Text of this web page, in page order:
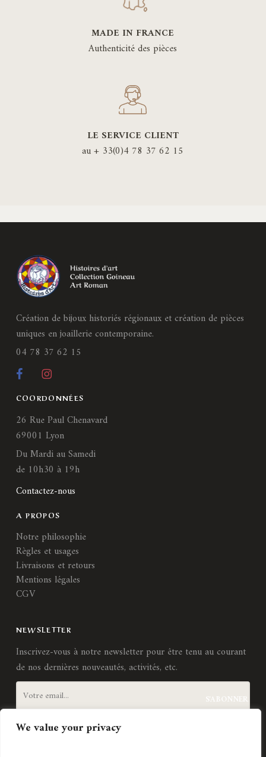
We value your privacy
MADE IN FRANCE
Authenticité des pièces
LE SERVICE CLIENT
au + 33(0)4 78 37 62 15
Création de bijoux historiés régionaux et création de pièces
uniques en joaillerie contemporaine.
04 78 37 62 15
COORDONNÉES
26 Rue Paul Chenavard
69001 Lyon
Du Mardi au Samedi
de 10h30 à 19h
Contactez-nous
A PROPOS
Notre philosophie
Règles et usages
Livraisons et retours
Mentions légales
CGV
NEWSLETTER
Inscrivez-vous à notre newsletter pour être tenu au courant
de nos dernières nouveautés, activités, etc.
J'accepte lestermes et conditions